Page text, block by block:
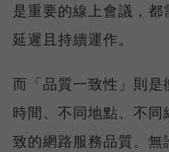
是重要的線上會議，
延遲且持續運作。
而「品質一致性」則
時間、不同地點、不
致的網路服務品質。